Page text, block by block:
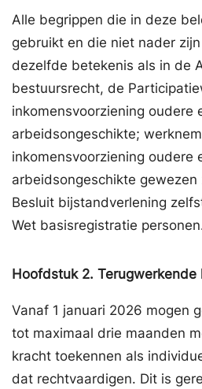
Alle begrippen die in deze
gebruikt en die niet nader
dezelfde betekenis als in de
bestuursrecht, de
inkomensvoorziening oudere
arbeidsongeschikte;
inkomensvoorziening oudere
arbeidsongeschikte
Besluit bijstandverlening
Wet basisregistratie
Hoofdstuk 2. Terugwerkende
Vanaf 1 januari 2026 mogen
tot maximaal drie maanden
kracht toekennen als
dat rechtvaardigen. Dit is